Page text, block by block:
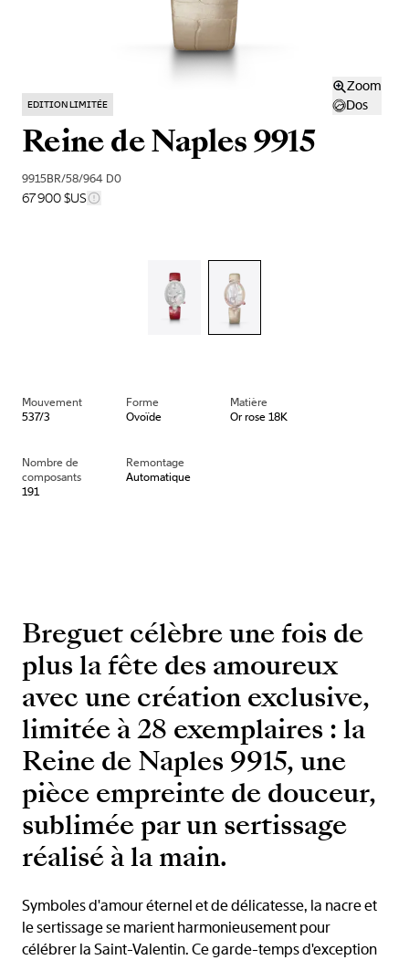
Zoom
Dos
EDITION LIMITÉE
Reine de Naples 9915
9915BR/58/964 D0
67 900 $US
Mouvement
537/3
Forme
Ovoïde
Matière
Or rose 18K
Nombre de
composants
191
Remontage
Automatique
Breguet célèbre une fois de
plus la fête des amoureux
avec une création exclusive,
limitée à 28 exemplaires : la
Reine de Naples 9915, une
pièce empreinte de douceur,
sublimée par un sertissage
réalisé à la main.
Symboles d'amour éternel et de délicatesse, la nacre et
le sertissage se marient harmonieusement pour
célébrer la Saint-Valentin. Ce garde-temps d'exception